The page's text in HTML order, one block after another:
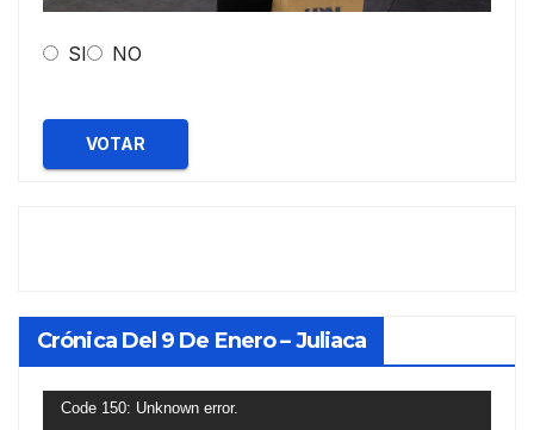
SI NO
VOTAR
Crónica Del 9 De Enero – Juliaca
Reproductor
Code 150: Unknown error.